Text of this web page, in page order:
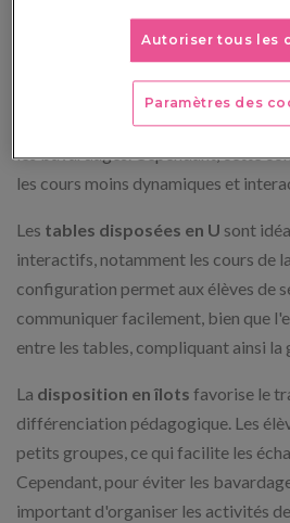
classe et l’efficacité des activités
disposition traditionnelle en
minimiser les distractions et
élèves ont un seul voisin direct, ce
les bavardages. Cependant, cette
les cours moins dynamiques et
Les tables disposées en U sont
interactifs, notamment les cours de
configuration permet aux élèves de
communiquer facilement, bien que
entre les tables, compliquant ainsi la
La disposition en îlots favorise le
différenciation pédagogique. Les
petits groupes, ce qui facilite les
Cependant, pour éviter les
important d'organiser les activités
Autoriser tous les
Paramètres des